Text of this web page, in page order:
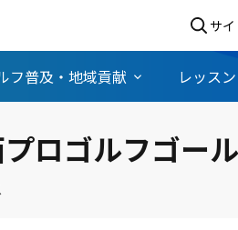
サ
フ普及・地域貢献 レッスン
ロゴルフゴー